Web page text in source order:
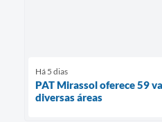
Há 5 dias
PAT Mirassol oferece 59
diversas áreas